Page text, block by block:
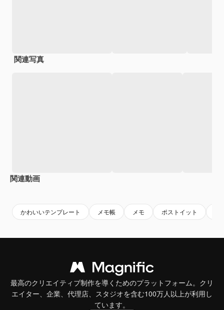
関連写真
関連動画
かわいいテンプレート メモ帳 メモ ポストイット
最高のクリエイティブ制作を導くためのプラットフォーム。クリ
エイター、企業、代理店、スタジオを含む100万人以上が利用し
ています。